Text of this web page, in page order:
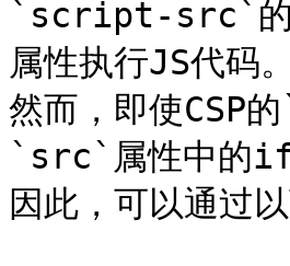
`script-src`的
属性执行JS代码
然而，即使CSP
`src`属性中的
因此，可以通过